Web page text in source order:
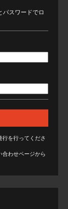
パスワードでロ
行を行ってくださ
わせページから